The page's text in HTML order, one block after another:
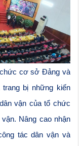
cơ sở Đảng và
trang bị những kiến
vận của tổ chức
Nâng cao nhận
tác dân vận và